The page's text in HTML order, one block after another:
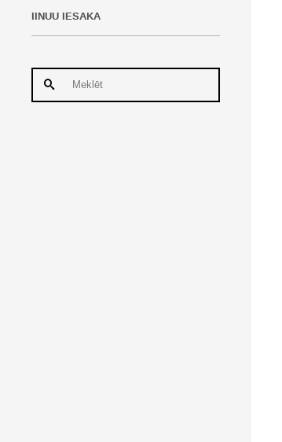
IINUU IESAKA